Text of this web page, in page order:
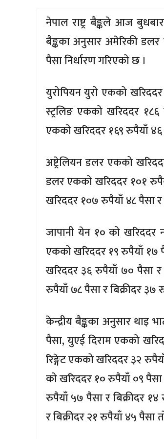
नेपाल राष्ट्र बैङ्कले आज
बैङ्कका अनुसार अमेरिकी
पैसा निर्धारण गरिएको छ ।
युरोपियन युरो एकको
स्ट्रलिङ एकको खरिददर
एकको खरिददर १६९ रुपैयाँ ४६
अष्ट्रेलियन डलर एकको
डलर एकको खरिददर १०१
खरिददर १०७ रुपैयाँ ४८ पैसा
जापानी येन १० को खरिददर
एकको खरिददर १९ रुपैयाँ १७
खरिददर ३६ रुपैयाँ ७० पैसा
रुपैयाँ ७८ पैसा र बिक्रीदर
केन्द्रीय बैङ्कका अनुसार थाइ
पैसा, युएई दिराम एकको
रिङ्गेट एकको खरिददर ३२
को खरिददर १० रुपैयाँ ०९ पैसा
रुपैयाँ ५७ पैसा र बिक्रीदर
र बिक्रीदर २१ रुपैयाँ ४५ पैसा